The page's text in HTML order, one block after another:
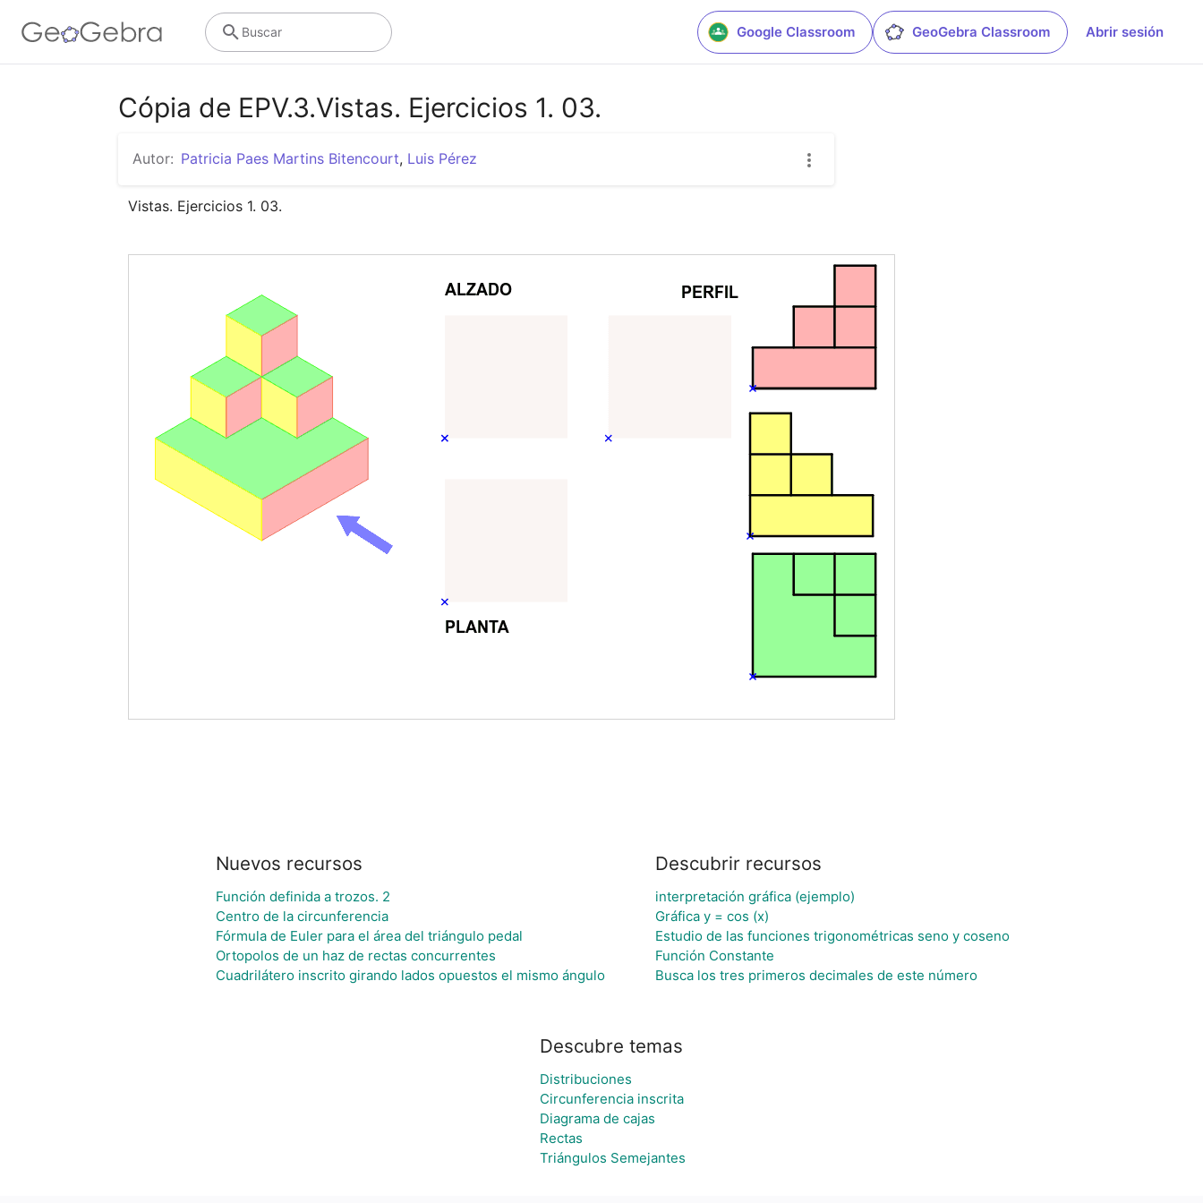
Google Classroom GeoGebra Classroom Abrir sesión
Buscar
Cópia de EPV.3.Vistas. Ejercicios 1. 03.
Autor: Patricia Paes Martins Bitencourt, Luis Pérez
Vistas. Ejercicios 1. 03.
Nuevos recursos
Función definida a trozos. 2
Centro de la circunferencia
Fórmula de Euler para el área del triángulo pedal
Ortopolos de un haz de rectas concurrentes
Cuadrilátero inscrito girando lados opuestos el mismo ángulo
Descubrir recursos
interpretación gráfica (ejemplo)
Gráfica y = cos (x)
Estudio de las funciones trigonométricas seno y coseno
Función Constante
Busca los tres primeros decimales de este número
Descubre temas
Distribuciones
Circunferencia inscrita
Diagrama de cajas
Rectas
Triángulos Semejantes